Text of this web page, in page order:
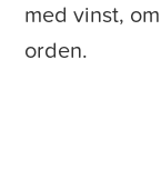
med vinst,
orden.